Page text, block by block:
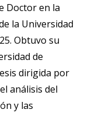
Doctor en la
la Universidad
Obtuvo su
de
dirigida por
análisis del
y las